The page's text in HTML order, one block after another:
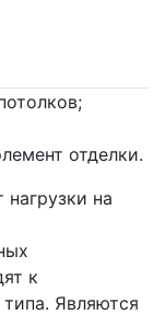
отделки.
на
к
Являются